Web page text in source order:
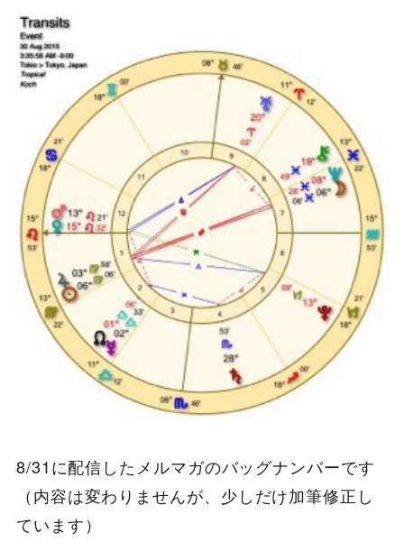
8/31に配信したメルマガのバッグナンバーです
（内容は変わりませんが、少しだけ加筆修正し
ています）